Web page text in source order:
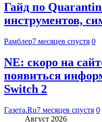
Гайд по
инструментов,
Рамблер7 месяцев спустя 0
NE: скоро на
появиться
Switch 2
Газета.Ru7 месяцев спустя 0
Август 2026